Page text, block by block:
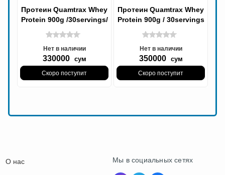
Протеин Quamtrax Whey
Protein 900g /30servings/
Strawberry
Нет в наличии
330000 сум
Скоро поступит
Протеин Quamtrax Whey
Protein 900g / 30servings
/ шкаладь
Нет в наличии
350000 сум
Скоро поступит
О нас
Мы в социальных сетях